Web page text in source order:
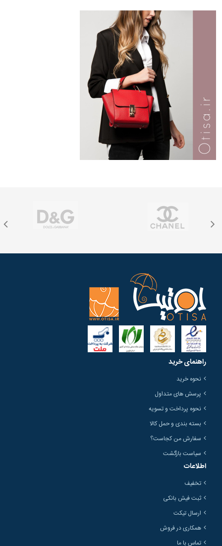
راهنمای خرید
نحوه خرید
پرسش های متداول
نحوه پرداخت و تسویه
بسته بندی و حمل کالا
سفارش من کجاست؟
سیاست بازگشت
اطلاعات
تخفیف
ثبت فیش بانکی
ارسال تیکت
همکاری در فروش
تماس با ما